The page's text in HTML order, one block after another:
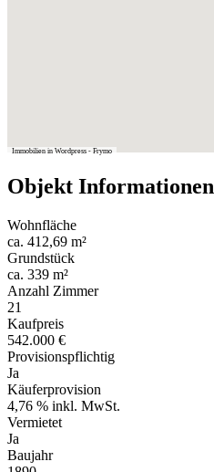
Immobilien in Wordpress - Frymo
Objekt Informationen
Wohnfläche
ca. 412,69 m²
Grundstück
ca. 339 m²
Anzahl Zimmer
21
Kaufpreis
542.000 €
Provisionspflichtig
Ja
Käuferprovision
4,76 % inkl. MwSt.
Vermietet
Ja
Baujahr